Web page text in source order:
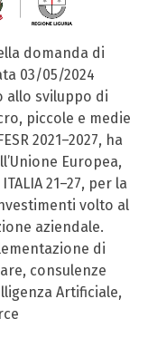
domanda di
03/05/2024
allo sviluppo di
piccole e medie
2021–2027, ha
Europea,
21–27, per la
volto al
aziendale.
di
consulenze
Artificiale,